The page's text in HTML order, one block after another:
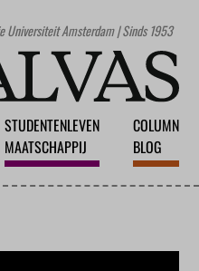
Universiteit Amsterdam | Sinds 1953
STUDENTENLEVEN
MAATSCHAPPIJ
COLUMN
BLOG